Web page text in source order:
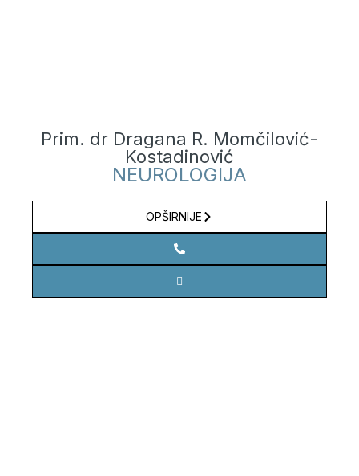
Prim. dr Dragana R. Momčilović-
Kostadinović
NEUROLOGIJA
OPŠIRNIJE